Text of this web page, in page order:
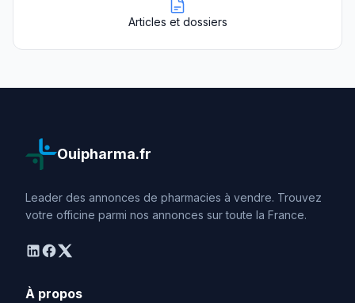
Articles et dossiers
Ouipharma.fr
Leader des annonces de pharmacies à vendre. Trouvez
votre officine parmi nos annonces sur toute la France.
linkedin
facebook
twitter
À propos